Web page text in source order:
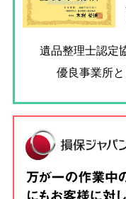
遺品整理士認定
優良事業所